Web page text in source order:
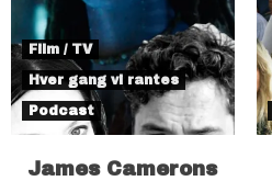
Film / TV
Hver gang vi rantes
Podcast
James Camerons